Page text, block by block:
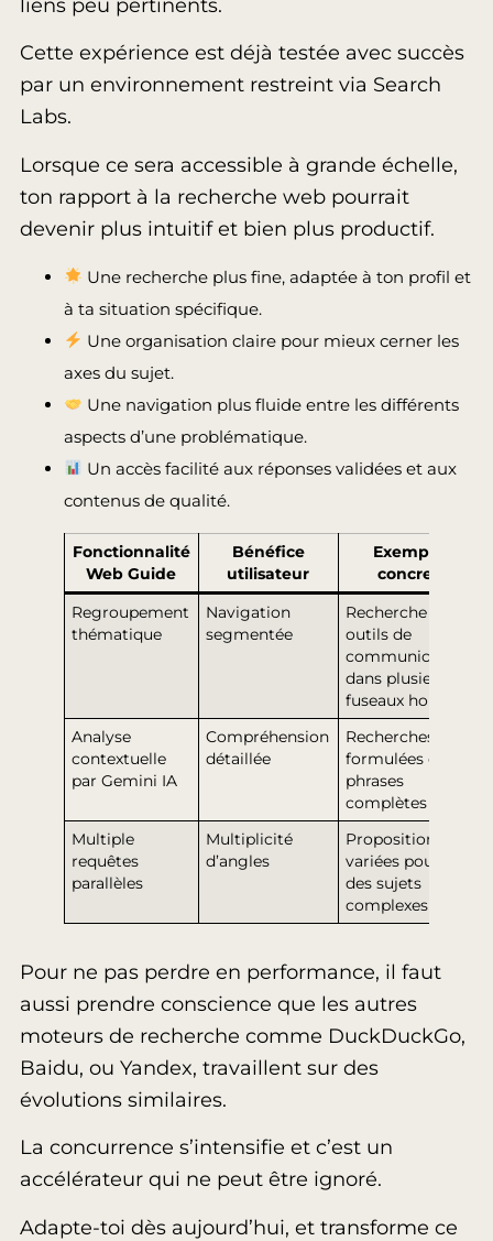
liens peu pertinents.
Cette expérience est déjà testée avec succès
par un environnement restreint via Search
Labs.
Lorsque ce sera accessible à grande échelle,
ton rapport à la recherche web pourrait
devenir plus intuitif et bien plus productif.
Une recherche plus fine, adaptée à ton profil et
à ta situation spécifique.
Une organisation claire pour mieux cerner les
axes du sujet.
Une navigation plus fluide entre les différents
aspects d’une problématique.
Un accès facilité aux réponses validées et aux
contenus de qualité.
Fonctionnalité
Web Guide
Bénéfice
utilisateur
Exemple
concret
Regroupement
thématique
Navigation
segmentée
Recherche sur
outils de
communication
dans plusieurs
fuseaux horaires
Analyse
contextuelle
par Gemini IA
Compréhension
détaillée
Recherches
formulées en
phrases
complètes
Multiple
requêtes
parallèles
Multiplicité
d’angles
Propositions
variées pour
des sujets
complexes
Pour ne pas perdre en performance, il faut
aussi prendre conscience que les autres
moteurs de recherche comme DuckDuckGo,
Baidu, ou Yandex, travaillent sur des
évolutions similaires.
La concurrence s’intensifie et c’est un
accélérateur qui ne peut être ignoré.
Adapte-toi dès aujourd’hui, et transforme ce